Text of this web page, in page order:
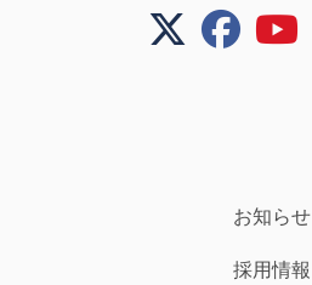
お知らせ
採用情報